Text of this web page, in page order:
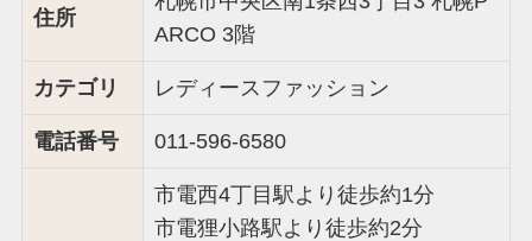
住所
ARCO 3階
カテゴリ レディースファッション
電話番号 011-596-6580
市電西4丁目駅より徒歩約1分
市電狸小路駅より徒歩約2分